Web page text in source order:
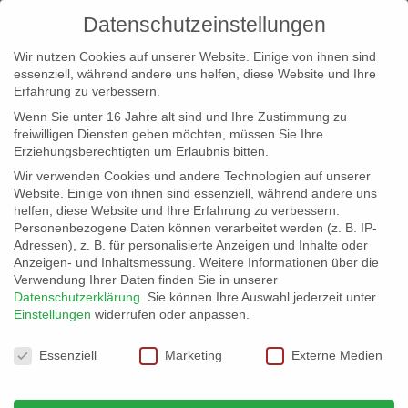
info@erfolgreich-events.de
+4940 46 777 230
Datenschutzeinstellungen
Wir nutzen Cookies auf unserer Website. Einige von ihnen sind
essenziell, während andere uns helfen, diese Website und Ihre
Erfahrung zu verbessern.
Wenn Sie unter 16 Jahre alt sind und Ihre Zustimmung zu
freiwilligen Diensten geben möchten, müssen Sie Ihre
Erziehungsberechtigten um Erlaubnis bitten.
Wir verwenden Cookies und andere Technologien auf unserer
Website. Einige von ihnen sind essenziell, während andere uns
helfen, diese Website und Ihre Erfahrung zu verbessern.
Personenbezogene Daten können verarbeitet werden (z. B. IP-
Adressen), z. B. für personalisierte Anzeigen und Inhalte oder
Anzeigen- und Inhaltsmessung. Weitere Informationen über die
Verwendung Ihrer Daten finden Sie in unserer
Datenschutzerklärung
Sie können Ihre Auswahl jederzeit unter
Einstellungen widerrufen oder anpassen.
Datenschutzeinstellungen
Essenziell Marketing Externe Medien